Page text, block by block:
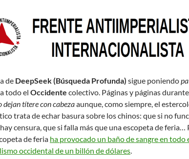
de DeepSeek (Búsqueda Profunda) sigue poniendo
a todo el Occidente colectivo. Páginas y páginas
dejan títere con cabezaaunque, como siempre, el
trata de echar basura sobre los chinos: que si no
censura, que si falla más que una escopeta de feria…
de feria ha provocado un baño de sangre en todo
occidental de un billón de dólares.